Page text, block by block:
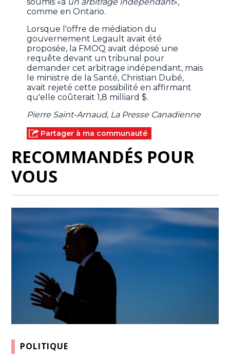
comme en Ontario.
Lorsque l'offre de médiation du
gouvernement Legault avait été
proposée, la FMOQ avait déposé une
requête devant un tribunal pour
demander cet arbitrage indépendant, mais
le ministre de la Santé, Christian Dubé,
avait rejeté cette possibilité en affirmant
qu'elle coûterait 1,8 milliard $.
Pierre Saint-Arnaud, La Presse Canadienne
Partager à ma communauté
RECOMMANDÉS POUR
VOUS
POLITIQUE